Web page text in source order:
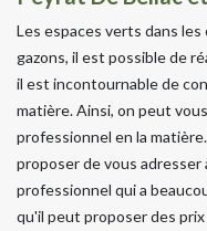
Les espaces verts dans
gazons, il est possible de
il est incontournable de
matière. Ainsi, on peut
professionnel en la
proposer de vous adresser
professionnel qui a
qu'il peut proposer des